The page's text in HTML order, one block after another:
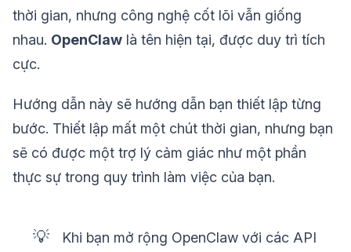
thời gian, nhưng công nghệ cốt lõi vẫn giống
nhau. OpenClaw là tên hiện tại, được duy trì tích
cực.
Hướng dẫn này sẽ hướng dẫn bạn thiết lập từng
bước. Thiết lập mất một chút thời gian, nhưng bạn
sẽ có được một trợ lý cảm giác như một phần
thực sự trong quy trình làm việc của bạn.
💡
Khi bạn mở rộng OpenClaw với các API